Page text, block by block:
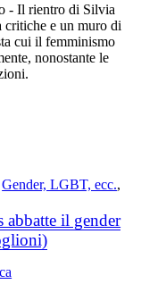
- Il rientro di Silvia
critiche e un muro di
cui il femminismo
nonostante le
Gender, LGBT, ecc.,
abbatte il gender